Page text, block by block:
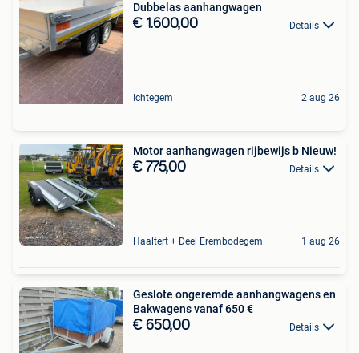
Dubbelas aanhangwagen
€ 1.600,00 Details
Ichtegem 2 aug 26
Motor aanhangwagen rijbewijs b Nieuw!
€ 775,00 Details
Haaltert + Deel Erembodegem 1 aug 26
Geslote ongeremde aanhangwagens en
Bakwagens vanaf 650 €
€ 650,00 Details